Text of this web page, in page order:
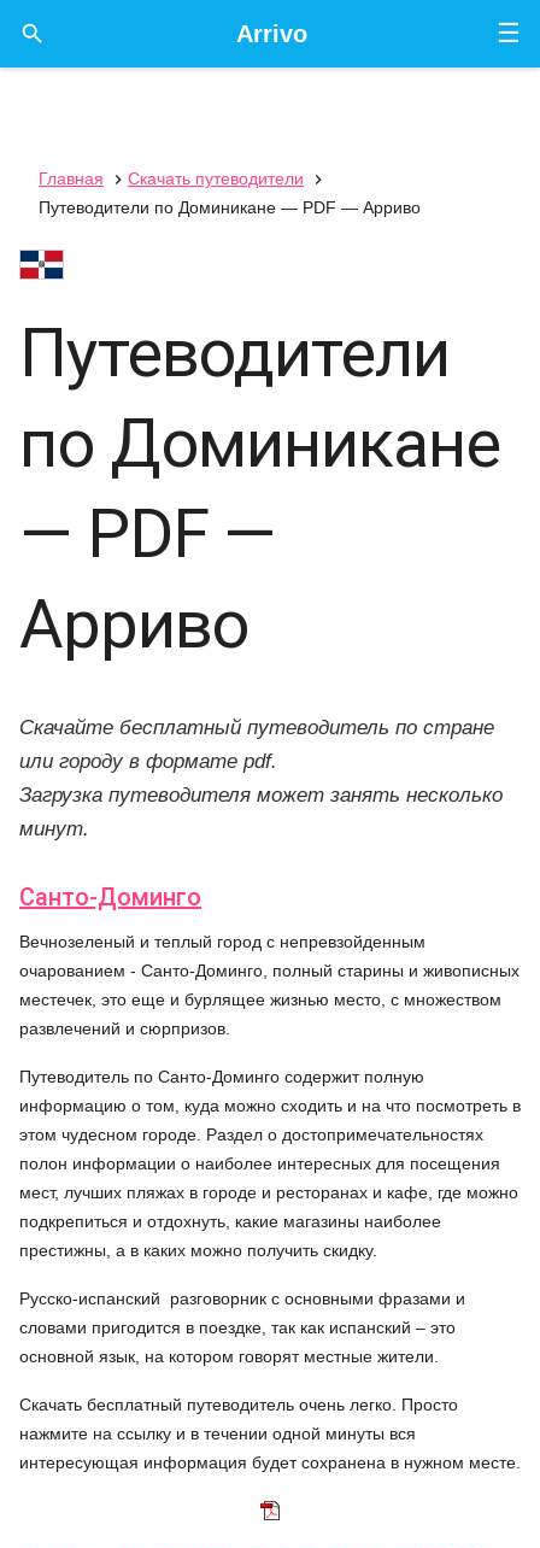
☰
Arrivo

Главная  Скачать путеводители

Путеводители по Доминикане — PDF — Арриво
Путеводители
по Доминикане
— PDF —
Арриво
Скачайте бесплатный путеводитель по стране
или городу в формате pdf.
Загрузка путеводителя может занять несколько
минут.
Санто-Доминго
Вечнозеленый и теплый город с непревзойденным
очарованием - Санто-Доминго, полный старины и живописных
местечек, это еще и бурлящее жизнью место, с множеством
развлечений и сюрпризов.
Путеводитель по Санто-Доминго содержит полную
информацию о том, куда можно сходить и на что посмотреть в
этом чудесном городе. Раздел о достопримечательностях
полон информации о наиболее интересных для посещения
мест, лучших пляжах в городе и ресторанах и кафе, где можно
подкрепиться и отдохнуть, какие магазины наиболее
престижны, а в каких можно получить скидку.
Русско-испанский разговорник с основными фразами и
словами пригодится в поездке, так как испанский – это
основной язык, на котором говорят местные жители.
Скачать бесплатный путеводитель очень легко. Просто
нажмите на ссылку и в течении одной минуты вся
интересующая информация будет сохранена в нужном месте.